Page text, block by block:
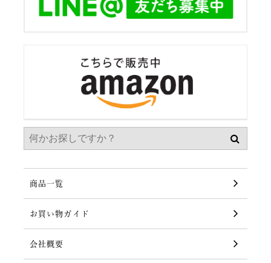
商品一覧
お買い物ガイド
会社概要